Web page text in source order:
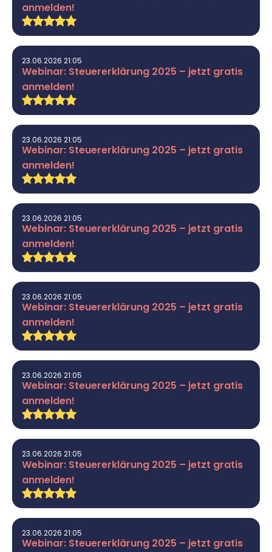
anmelden!
23.06.2026 21:05
Webinar: Steuererklärung 2025 – jetzt gratis
anmelden!
23.06.2026 21:05
Webinar: Steuererklärung 2025 – jetzt gratis
anmelden!
23.06.2026 21:05
Webinar: Steuererklärung 2025 – jetzt gratis
anmelden!
23.06.2026 21:05
Webinar: Steuererklärung 2025 – jetzt gratis
anmelden!
23.06.2026 21:05
Webinar: Steuererklärung 2025 – jetzt gratis
anmelden!
23.06.2026 21:05
Webinar: Steuererklärung 2025 – jetzt gratis
anmelden!
23.06.2026 21:05
Webinar: Steuererklärung 2025 – jetzt gratis